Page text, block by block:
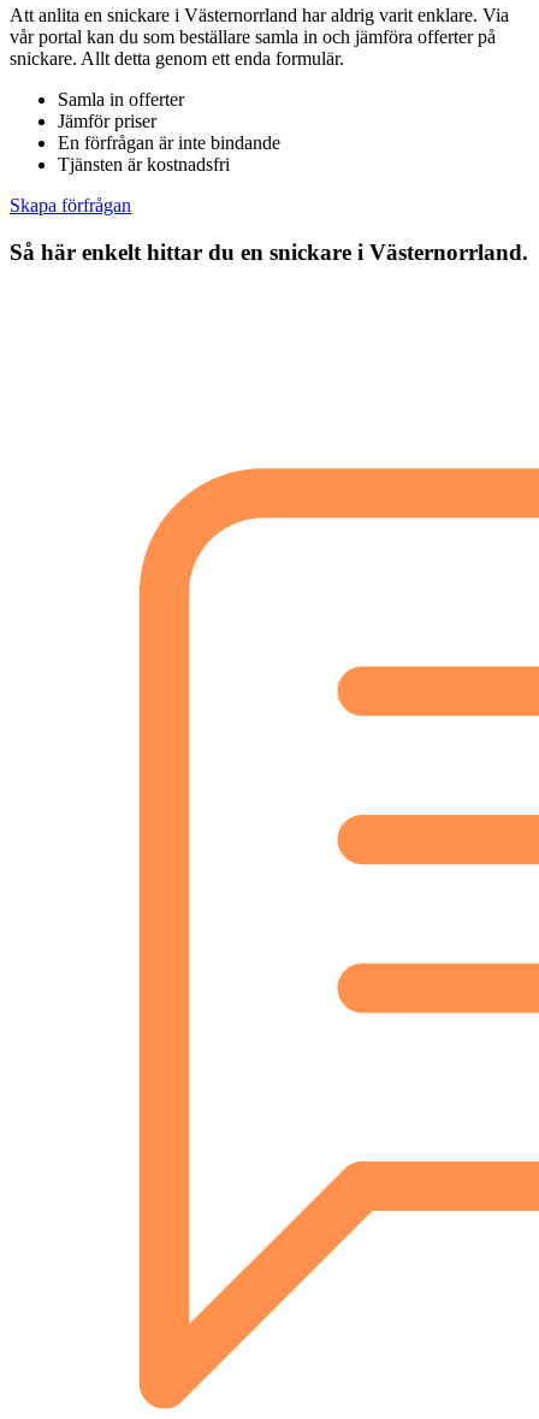
Att anlita en snickare i Västernorrland har aldrig varit enklare. Via
vår portal kan du som beställare samla in och jämföra offerter på
snickare. Allt detta genom ett enda formulär.
Samla in offerter
Jämför priser
En förfrågan är inte bindande
Tjänsten är kostnadsfri
Skapa förfrågan
Så här enkelt hittar du en snickare i Västernorrland.